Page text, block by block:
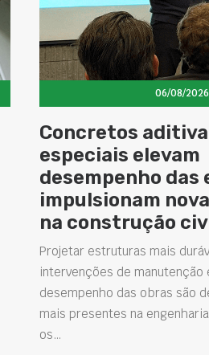
06/08/2026
Concretos
especiais elevam
desempenho
impulsionam
na construção
Projetar estruturas mais
intervenções de manutenção
desempenho das obras são
mais presentes na
os…